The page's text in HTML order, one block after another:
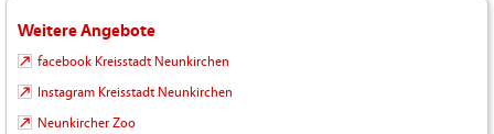
Weitere Angebote
facebook Kreisstadt Neunkirchen
Instagram Kreisstadt Neunkirchen
Neunkircher Zoo